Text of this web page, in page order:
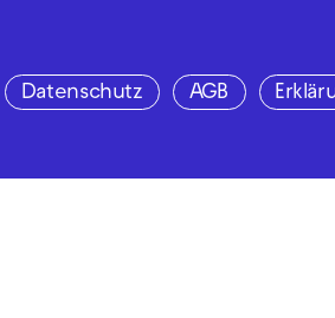
Datenschutz AGB